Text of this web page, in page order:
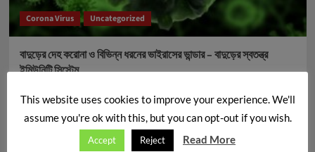
Corona Virus Uncategorized
বাদুড়ের দেহ করোনা ও বিভিন্ন ধরনের ভাইরাসের ভান্ডার – বাদুড়ের স্বতন্ত্র
ইমিউনিটি সিস্টেম
This website uses cookies to improve your experience. We'll
assume you're ok with this, but you can opt-out if you wish.
Accept Reject Read More